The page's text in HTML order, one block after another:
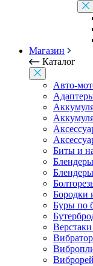
Магазин
Каталог
Авто-
Биты и
Бородки
Буры по